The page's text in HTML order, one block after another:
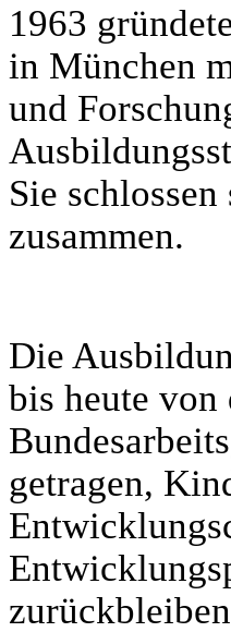
1963
in München
und
Sie
zusammen.
Die
bis heute
getragen,